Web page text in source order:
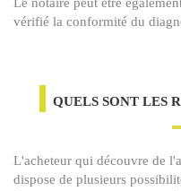
Le notaire peut être
vérifié la conformité du
QUELS SONT LES
L'acheteur qui découvre de
dispose de plusieurs